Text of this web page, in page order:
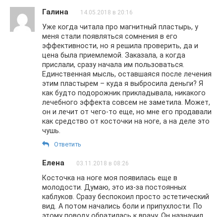
Галина 14.05.2018 в 20:16
Уже когда читала про магнитный пластырь, у
меня стали появляться сомнения в его
эффективности, но я решила проверить, да и
цена была приемлемой. Заказала, а когда
прислали, сразу начала им пользоваться.
Единственная мысль, оставшаяся после лечения
этим пластырем – куда я выбросила деньги? Я
как будто подорожник прикладывала, никакого
лечебного эффекта совсем не заметила. Может,
он и лечит от чего-то еще, но мне его продавали
как средство от косточки на ноге, а на деле это
чушь.
Ответить
Елена 03.11.2018 в 08:26
Косточка на ноге моя появилась еще в
молодости. Думаю, это из-за постоянных
каблуков. Сразу беспокоил просто эстетический
вид. А потом начались боли и припухлости. По